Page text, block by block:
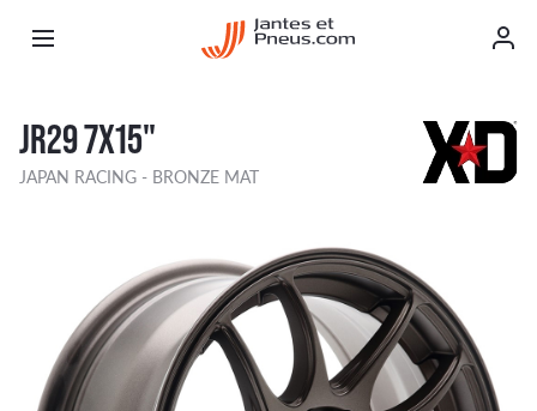
JR29 7X15"
JAPAN RACING - BRONZE MAT